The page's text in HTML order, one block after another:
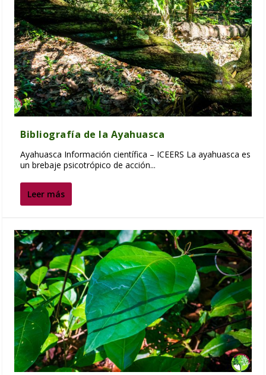
Bibliografía de la Ayahuasca
Ayahuasca Información científica – ICEERS La ayahuasca es
un brebaje psicotrópico de acción...
Leer más